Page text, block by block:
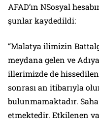
AFAD’ın NSosyal
şunlar kaydedildi:
“Malatya ilimizin
meydana gelen ve
illerimizde de
sonrası an itibarıyla
bulunmamaktadır.
etmektedir. Etkilenen